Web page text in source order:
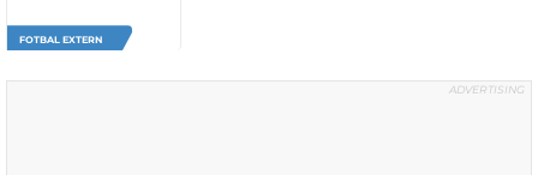
FOTBAL EXTERN